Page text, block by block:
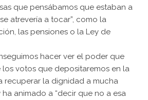
que pensábamos que estaban a
atrevería a tocar”, como la
las pensiones o la Ley de
hacer ver el poder que
votos que depositaremos en la
recuperar la dignidad a mucha
ha animado a “decir que no a esa